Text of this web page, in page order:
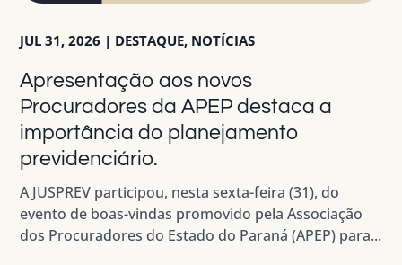
Apresentação aos novos
Procuradores da APEP destaca a
importância do planejamento
previdenciário.
JUL 31, 2026 | DESTAQUE, NOTÍCIAS
A JUSPREV participou, nesta sexta-feira (31), do
evento de boas-vindas promovido pela Associação
dos Procuradores do Estado do Paraná (APEP) para...